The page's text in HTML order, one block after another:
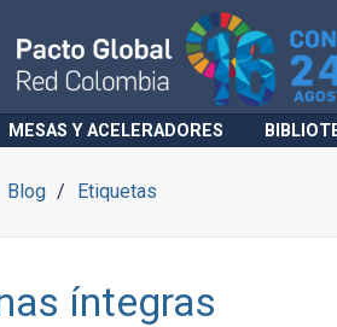
MESAS Y ACELERADORES
Blog Etiquetas
íntegras